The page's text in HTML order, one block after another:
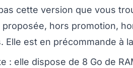
cette version que vous
proposée, hors promotion,
est en précommande à
: elle dispose de 8 Go de